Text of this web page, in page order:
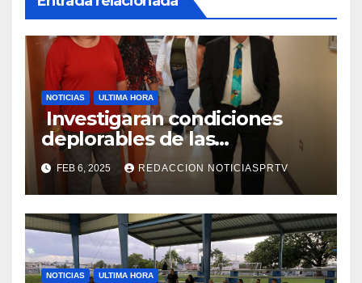
NOTICIAS ULTIMA HORA
Investigaran condiciones
deplorables de las
facilidades el Departamento
de la Salud en Mayagüez
FEB 6, 2025 REDACCION NOTICIASPRTV
NOTICIAS ULTIMA HORA